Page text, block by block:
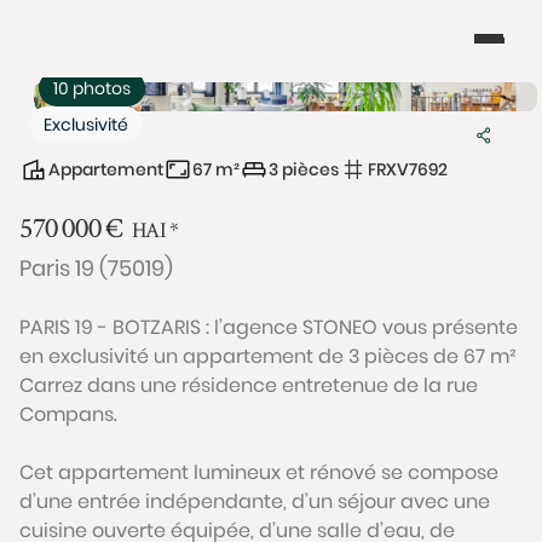
Exclusivité
10 photos
Appartement 67 m² 3 pièces FRXV7692
570 000€ HAI*
Paris 19 (75019)
PARIS 19 - BOTZARIS : l’agence STONEO vous présente
en exclusivité un appartement de 3 pièces de 67 m²
Carrez dans une résidence entretenue de la rue
Compans.
Cet appartement lumineux et rénové se compose
d’une entrée indépendante, d’un séjour avec une
cuisine ouverte équipée, d’une salle d’eau, de